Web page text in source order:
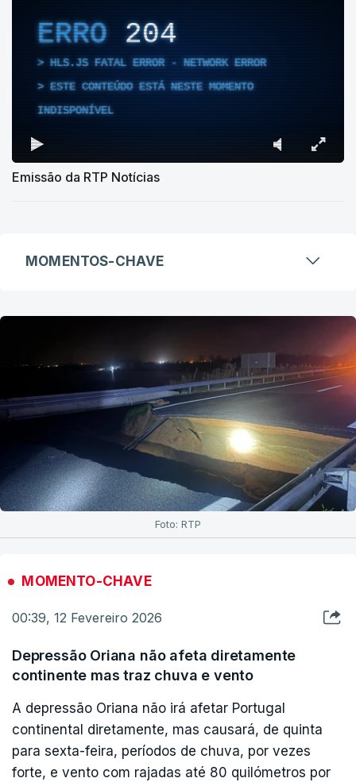
ERRO204
HLS.JS FATAL ERROR - NETWORK ERROR
ESTE CONTEÚDO ESTÁ NESTE MOMENTO
INDISPONÍVEL
Emissão da RTP Notícias
MOMENTOS-CHAVE
Foto: RTP
MOMENTO-CHAVE
00:39, 12 Fevereiro 2026
Depressão Oriana não afeta diretamente
continente mas traz chuva e vento
A depressão Oriana não irá afetar Portugal
continental diretamente, mas causará, de quinta
para sexta-feira, períodos de chuva, por vezes
forte, e vento com rajadas até 80 quilómetros por